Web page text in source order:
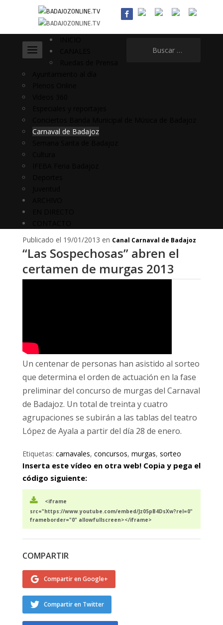
Carnaval de Badajoz
Publicado el 19/01/2013 en Canal Carnaval de Badajoz
“Las Sospechosas” abren el
certamen de murgas 2013
Un centenar de personas han asistido al sorteo
que determina el orden de actuación en la fase
preliminar del concurso de murgas del Carnaval
de Badajoz. Un total de treinta y cuatro
agrupaciones se subirán a las tablas del teatro
López de Ayala a partir del día 28 de enero.
Etiquetas: carnavales, concursos, murgas, sorteo
Inserta este vídeo en otra web! Copia y pega el
código siguiente:
<iframe
src="https://www.youtube.com/embed/Jz05pB4DsXw?rel=0"
frameborder="0" allowfullscreen></iframe>
COMPARTIR
Compartir en Google+
Compartir en Twitter